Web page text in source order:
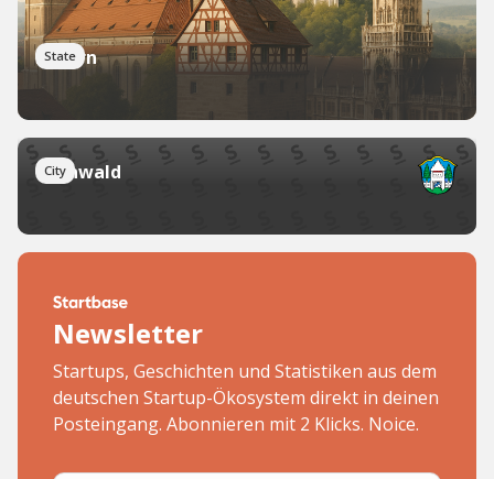
State
Bayern
City
Grünwald
Newsletter
Startups, Geschichten und Statistiken aus dem
deutschen Startup-Ökosystem direkt in deinen
Posteingang. Abonnieren mit 2 Klicks. Noice.